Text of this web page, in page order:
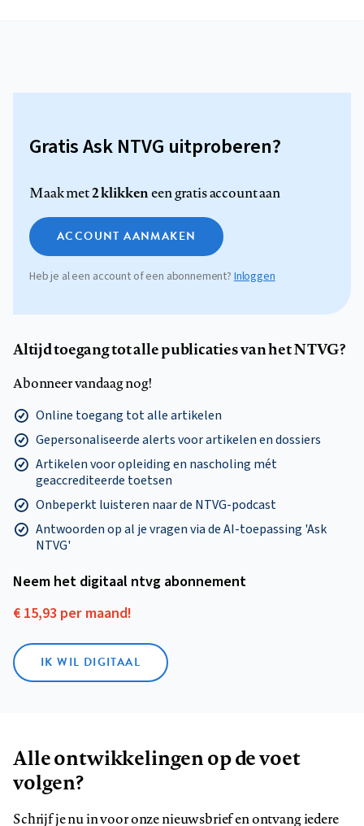
Gratis Ask NTVG uitproberen?
Maak met2 klikkeneen gratis account aan
ACCOUNT AANMAKEN
Heb je al een account of een abonnement? Inloggen
Altijd toegang tot alle publicaties van het NTVG?
Abonneer vandaag nog!
Online toegang tot alle artikelen
Gepersonaliseerde alerts voor artikelen en dossiers
Artikelen voor opleiding en nascholing mét
geaccrediteerde toetsen
Onbeperkt luisteren naar de NTVG-podcast
Antwoorden op al je vragen via de AI-toepassing 'Ask
NTVG'
Neem het digitaal ntvg abonnement
€ 15,93 per maand!
IK WIL DIGITAAL
Alle ontwikkelingen op de voet
volgen?
Schrijf je nu in voor onze nieuwsbrief en ontvang iedere